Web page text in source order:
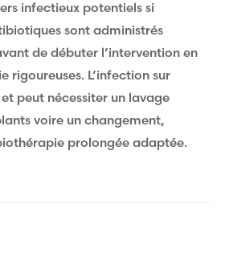
infectieux potentiels si
sont administrés
de débuter l’intervention en
rigoureuses. L’infection sur
peut nécessiter un lavage
voire un changement,
prolongée adaptée.